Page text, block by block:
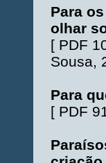
Para
olhar
[ PDF
Sousa,
Para
[ PDF